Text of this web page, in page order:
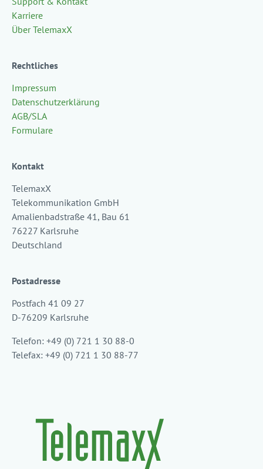
Karriere
Über TelemaxX
Rechtliches
Impressum
Datenschutzerklärung
AGB/SLA
Formulare
Kontakt
TelemaxX
Telekommunikation GmbH
Amalienbadstraße 41, Bau 61
76227 Karlsruhe
Deutschland
Postadresse
Postfach 41 09 27
D-76209 Karlsruhe
Telefon: +49 (0) 721 1 30 88-0
Telefax: +49 (0) 721 1 30 88-77